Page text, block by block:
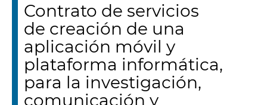
Contrato de servicios
de creación de una
aplicación móvil y
plataforma informática,
para la investigación,
comunicación y